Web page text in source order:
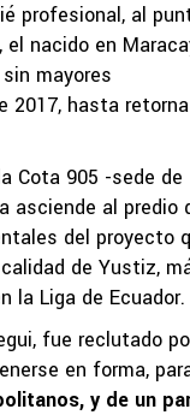
profesional, al
nacido en
mayores
2017, hasta
Cota 905 -sede de
asciende al predio
del proyecto
de Yustiz,
la Liga de Ecuador.
fue reclutado
en forma,
y de un